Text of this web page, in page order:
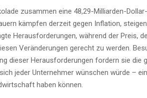
zusammen eine 48,29-Milliarden-
kämpfen derzeit gegen Inflation,
Herausforderungen, während der Preis,
Veränderungen gerecht zu werden.
dieser Herausforderungen fordern sie die
jeder Unternehmer wünschen würde –
haben können.